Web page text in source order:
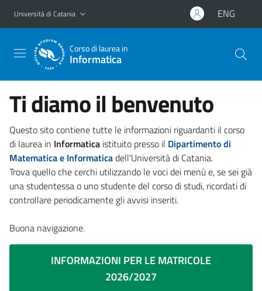
Vai al contenuto principale
Vai al menu di navigazione
Università di Catania ENG
Corso di laurea in
Informatica
Ti diamo il benvenuto
Questo sito contiene tutte le informazioni riguardanti il corso
di laurea in Informatica istituito presso il Dipartimento di
Matematica e Informaticadell'Università di Catania.
Trova quello che cerchi utilizzando le voci dei menù e, se sei già
una studentessa o uno studente del corso di studi, ricordati di
controllare periodicamente gli avvisi inseriti.
Buona navigazione.
INFORMAZIONI PER LE MATRICOLE
2026/2027